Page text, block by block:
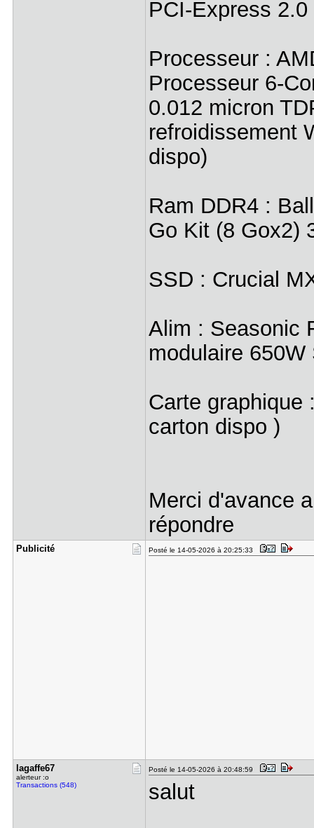
PCI-Express 2.0
Processeur :
Processeur 6-
0.012 micron
refroidissement
dispo)
Ram DDR4 :
Go Kit (8 Gox2)
SSD : Crucial
Alim : Seasonic
modulaire
Carte graphique
carton dispo )
Merci d'avance
répondre
Publicité Posté le 14-05-2026 à 20:25:33
lagaffe67
alerteur :o
Transactions (548)
Posté le 14-05-2026 à 20:48:59
salut